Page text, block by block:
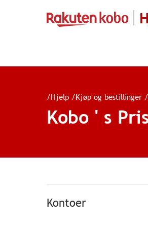
/Hjelp /Kjøp og bestillinger /
Kobo ' s
Kontoer